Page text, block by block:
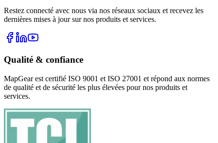
Restez connecté avec nous via nos réseaux sociaux et recevez les
dernières mises à jour sur nos produits et services.
Qualité & confiance
MapGear est certifié ISO 9001 et ISO 27001 et répond aux normes
de qualité et de sécurité les plus élevées pour nos produits et
services.